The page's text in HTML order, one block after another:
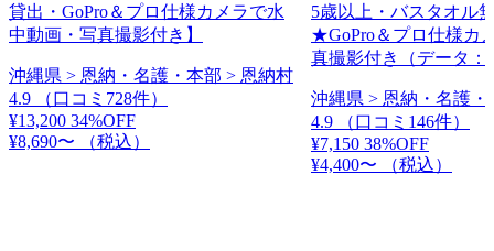
貸出・GoPro＆プロ仕様カメラで水
中動画・写真撮影付き】
沖縄県 > 恩納・名護・本部 > 恩納村
4.9
（口コミ728件）
¥13,200 34%OFF
¥8,690〜
（税込）
5歳以上・バスタオル
★GoPro＆プロ仕様カ
真撮影付き（データ：
沖縄県 > 恩納・名護・
4.9
（口コミ146件）
¥7,150 38%OFF
¥4,400〜
（税込）